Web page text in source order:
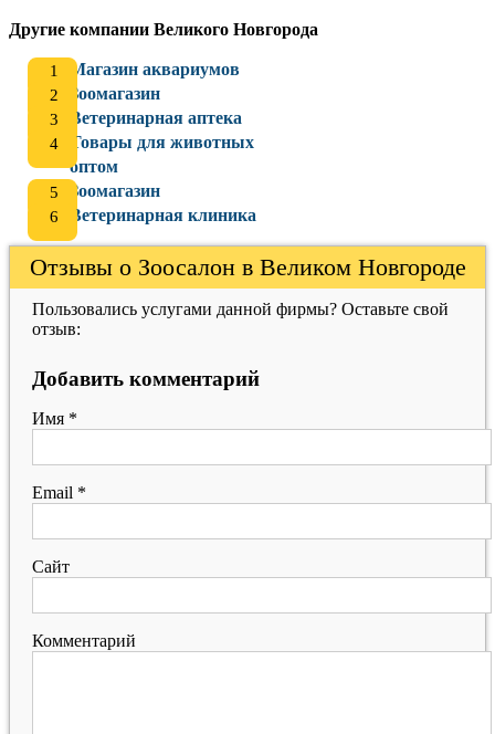
Другие компании Великого Новгорода
Магазин аквариумов
Зоомагазин
Ветеринарная аптека
Товары для животных
оптом
Зоомагазин
Ветеринарная клиника
Отзывы о Зоосалон в Великом Новгороде
Пользовались услугами данной фирмы? Оставьте свой
отзыв:
Добавить комментарий
Имя *
Email *
Сайт
Комментарий